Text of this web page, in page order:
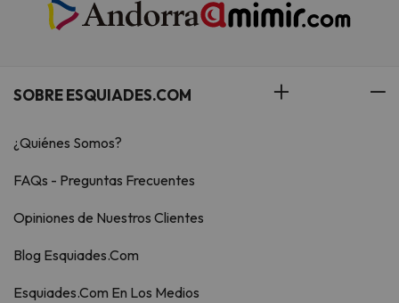
SOBRE ESQUIADES.COM
¿Quiénes Somos?
FAQs - Preguntas Frecuentes
Opiniones de Nuestros Clientes
Blog Esquiades.Com
Esquiades.Com En Los Medios